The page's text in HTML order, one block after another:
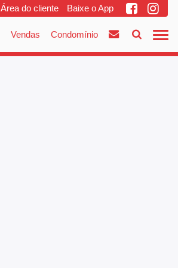
Área do cliente Baixe o App
Vendas Condomínio